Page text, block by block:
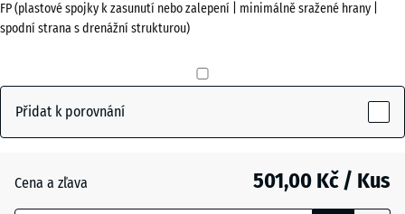
Zobrazit
paletu
(active)
trávník
FP (plastové spojky k zasunutí nebo zalepení | minimálně sražené hrany |
spodní strana s drenážní strukturou)
Přidat k porovnání
Cena a zľava 501,00 Kč / Kus